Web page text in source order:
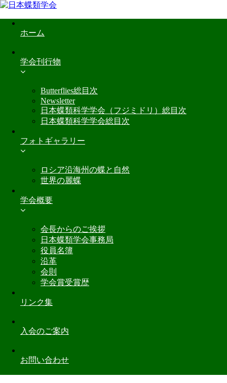
ホーム
学会刊行物
Butterflies総目次
Newsletter
日本蝶類科学学会（フジミドリ）総目次
日本蝶類科学学会総目次
フォトギャラリー
ロシア沿海州の蝶と自然
世界の麗蝶
学会概要
会長からのご挨拶
日本蝶類学会事務局
役員名簿
沿革
会則
学会賞受賞歴
リンク集
入会のご案内
お問い合わせ